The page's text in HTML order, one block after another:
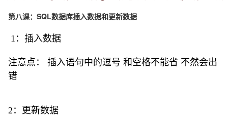
第八课：SQL数据库插入数据和更新数据
1：插入数据
注意点： 插入语句中的逗号 和空格不能省 不然会出
错
2：更新数据